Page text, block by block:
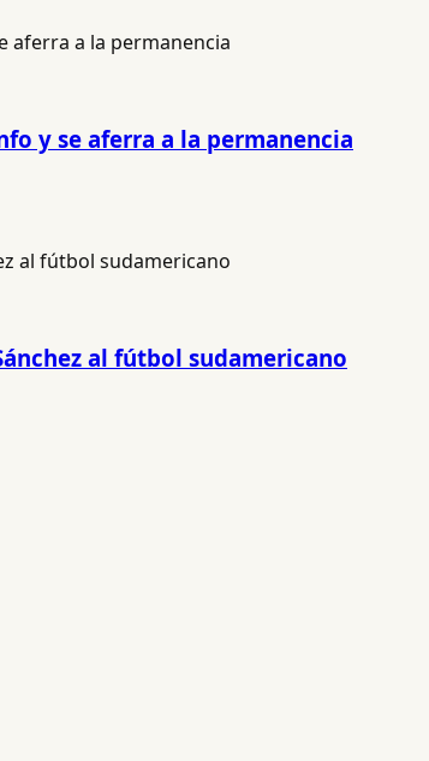
y se aferra a la permanencia
al fútbol sudamericano